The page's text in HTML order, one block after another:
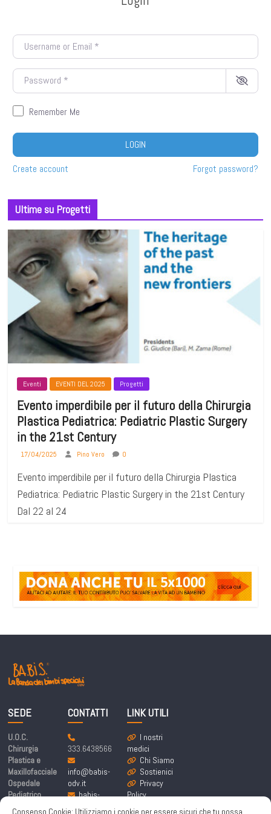
Consenso Cookie: Utilizziamo i cookie per essere sicuri che tu possa
Username or Email
Password
Remember Me
LOGIN
Create account Forgot password?
Ultime su Progetti
Eventi EVENTI DEL 2025 Progetti
Evento imperdibile per il futuro della Chirurgia
Plastica Pediatrica: Pediatric Plastic Surgery
in the 21st Century
17/04/2025 Pino Vero 0
Evento imperdibile per il futuro della Chirurgia Plastica
Pediatrica: Pediatric Plastic Surgery in the 21st Century
Dal 22 al 24
SEDE
U.O.C.
Chirurgia
Plastica e
Maxillofacciale
Ospedale
Pediatrico
Bambino Gesù
CONTATTI
333.6438566
info@babis-
odv.it
babis-
labandadeibim
LINK UTILI
I nostri
medici
Chi Siamo
Sostienici
Privacy
Policy